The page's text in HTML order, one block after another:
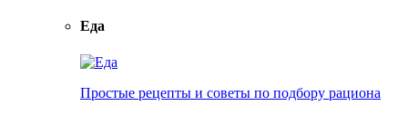
Еда
Простые рецепты и советы по подбору рациона